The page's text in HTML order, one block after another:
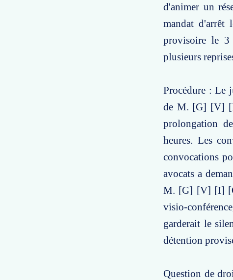
d'animer un
mandat d'arrêt
provisoire le 3
plusieurs
Procédure : Le
de M. [G] [V]
prolongation
heures. Les
convocations
avocats a
M. [G] [V] [I]
visio-
garderait le
détention
Question de